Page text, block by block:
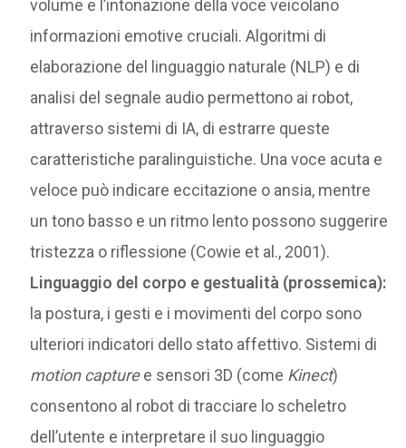
volume e l’intonazione della voce veicolano
informazioni emotive cruciali. Algoritmi di
elaborazione del linguaggio naturale (NLP) e di
analisi del segnale audio permettono ai robot,
attraverso sistemi di IA, di estrarre queste
caratteristiche paralinguistiche. Una voce acuta e
veloce può indicare eccitazione o ansia, mentre
un tono basso e un ritmo lento possono suggerire
tristezza o riflessione (Cowie et al., 2001).
Linguaggio del corpo e gestualità (prossemica):
la postura, i gesti e i movimenti del corpo sono
ulteriori indicatori dello stato affettivo. Sistemi di
motion capturee sensori 3D (come Kinect)
consentono al robot di tracciare lo scheletro
dell’utente e interpretare il suo linguaggio